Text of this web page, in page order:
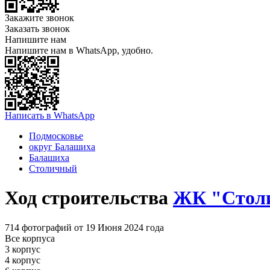
Закажите звонок
Заказать звонок
Напишите нам
Напишите нам в WhatsApp, удобно.
Написать в WhatsApp
Подмосковье
округ Балашиха
Балашиха
Столичный
Ход строительства ЖК
714 фотографий от 19 Июня 2024 года
Все корпуса
3 корпус
4 корпус